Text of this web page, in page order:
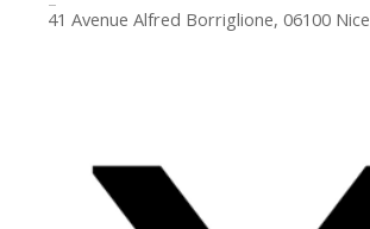
41 Avenue Alfred Borriglione, 06100 Nice